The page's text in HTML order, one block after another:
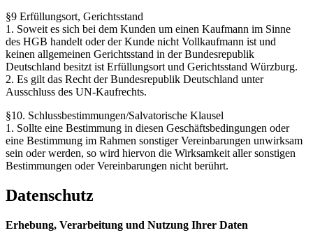
§9 Erfüllungsort, Gerichtsstand
1. Soweit es sich bei dem Kunden um einen Kaufmann im Sinne
des HGB handelt oder der Kunde nicht Vollkaufmann ist und
keinen allgemeinen Gerichtsstand in der Bundesrepublik
Deutschland besitzt ist Erfüllungsort und Gerichtsstand Würzburg.
2. Es gilt das Recht der Bundesrepublik Deutschland unter
Ausschluss des UN-Kaufrechts.
§10. Schlussbestimmungen/Salvatorische Klausel
1. Sollte eine Bestimmung in diesen Geschäftsbedingungen oder
eine Bestimmung im Rahmen sonstiger Vereinbarungen unwirksam
sein oder werden, so wird hiervon die Wirksamkeit aller sonstigen
Bestimmungen oder Vereinbarungen nicht berührt.
Datenschutz
Erhebung, Verarbeitung und Nutzung Ihrer Daten